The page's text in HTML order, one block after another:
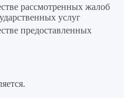
рассмотренных жалоб
услуг
предоставленных